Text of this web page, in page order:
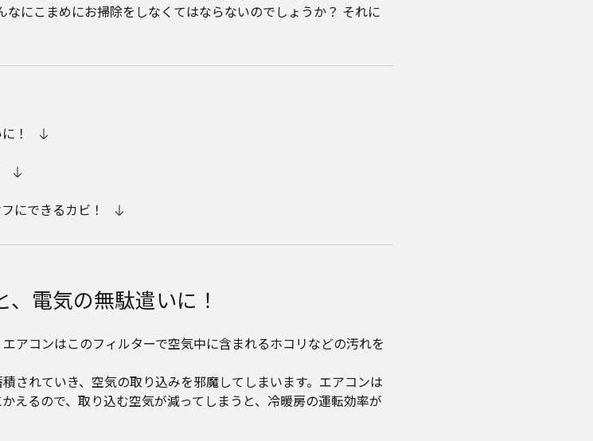
にこまめにお掃除をしなくてはならないのでしょうか？ それに
！
にできるカビ！
電気の無駄遣いに！
アコンはこのフィルターで空気中に含まれるホコリなどの汚れを
されていき、空気の取り込みを邪魔してしまいます。エアコンは
えるので、取り込む空気が減ってしまうと、冷暖房の運転効率が